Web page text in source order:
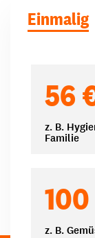
Einmalig
56
z. B.
Familie
z. B.